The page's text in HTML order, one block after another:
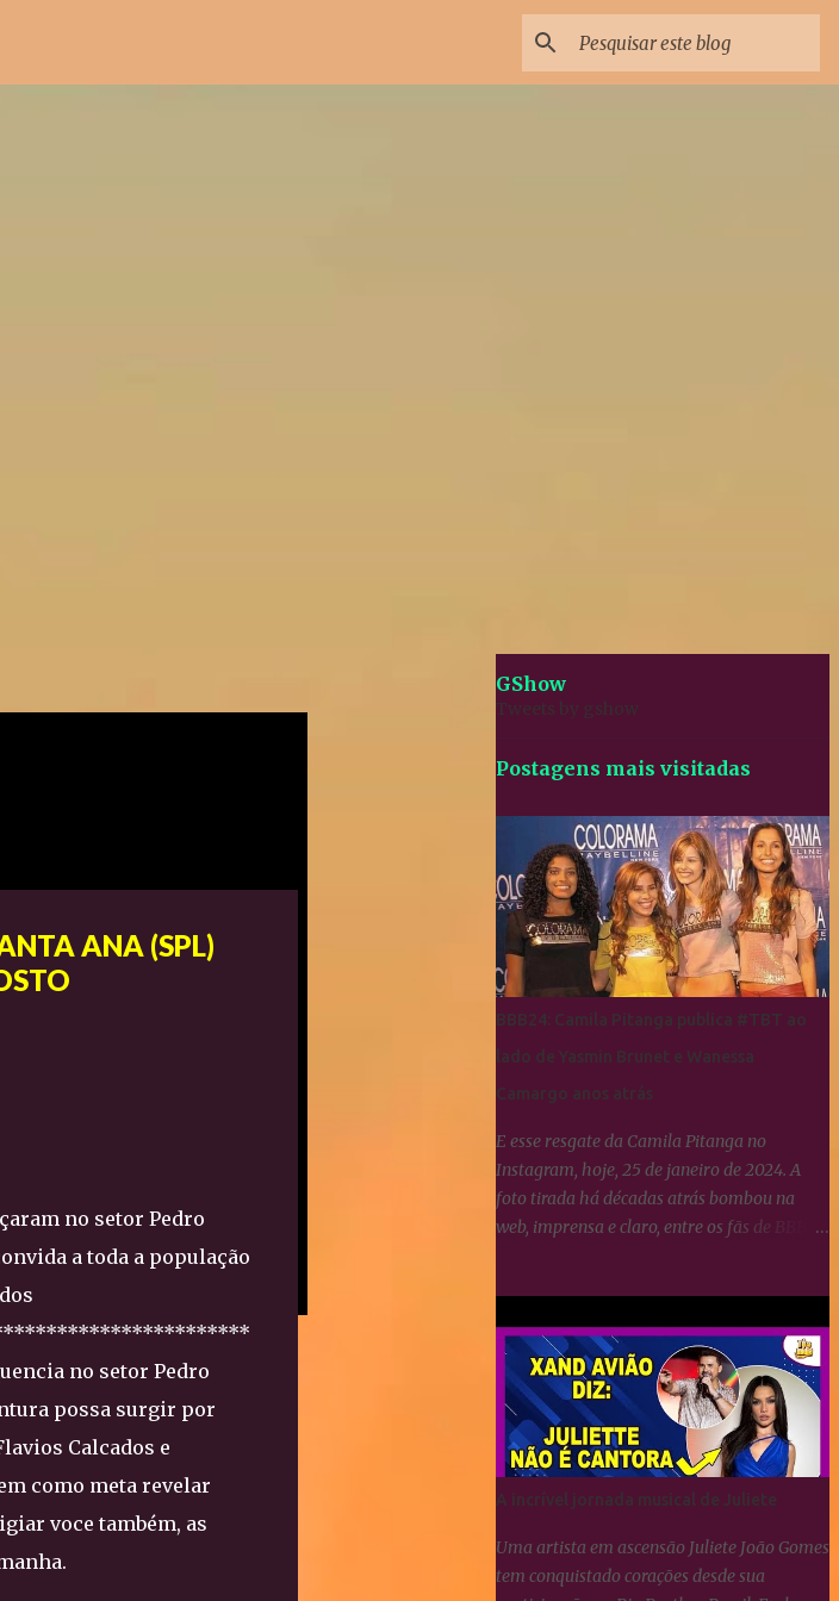
ANA (SPL)
no setor Pedro
a toda a população
no setor Pedro
possa surgir por
Calcados e
como meta revelar
voce também, as
GShow
Tweets by gshow
Postagens mais visitadas
BBB24: Camila Pitanga publica #TBT ao
lado de Yasmin Brunet e Wanessa
Camargo anos atrás
E esse resgate da Camila Pitanga no
Instagram, hoje, 25 de janeiro de 2024. A
foto tirada há décadas atrás bombou na
web, imprensa e claro, entre os fãs de BBB.
BBB24: Camila Pitanga resgata foto ao lado
de Yasmin Brunet e Wanessa Camargo
A incrível jornada musical de Juliete
Uma artista em ascensão Juliete João Gomes
tem conquistado corações desde sua